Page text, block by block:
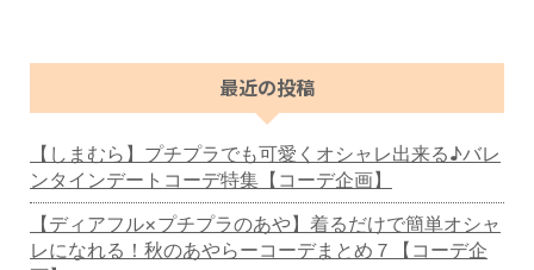
最近の投稿
【しまむら】プチプラでも可愛くオシャレ出来る♪バレ
ンタインデートコーデ特集【コーデ企画】
【ディアフル×プチプラのあや】着るだけで簡単オシャ
レになれる！秋のあやらーコーデまとめ７【コーデ企